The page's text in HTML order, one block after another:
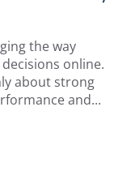
the way
online.
about strong
and...